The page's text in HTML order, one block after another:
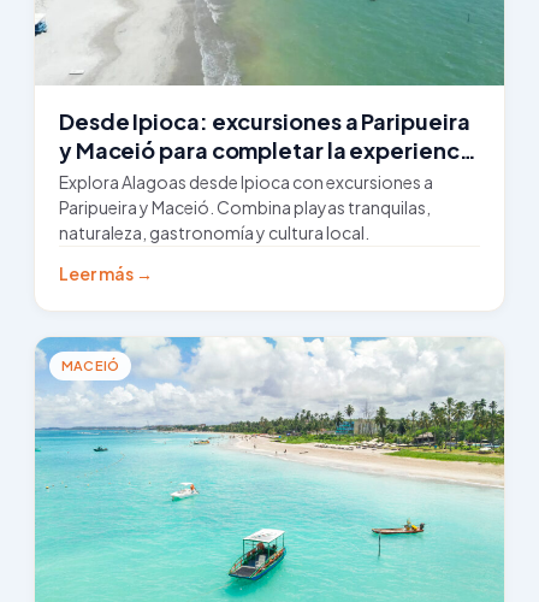
Desde Ipioca: excursiones a Paripueira
y Maceió para completar la experiencia
en Alagoas
Explora Alagoas desde Ipioca con excursiones a
Paripueira y Maceió. Combina playas tranquilas,
naturaleza, gastronomía y cultura local.
Leer más →
MACEIÓ